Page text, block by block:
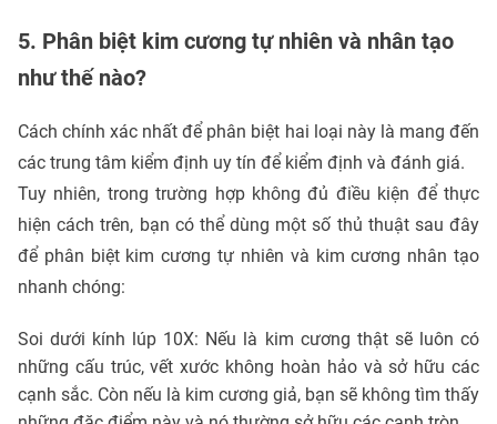
5. Phân biệt kim cương tự nhiên và nhân tạo
như thế nào?
Cách chính xác nhất để phân biệt hai loại này là mang đến
các trung tâm kiểm định uy tín để kiểm định và đánh giá.
Tuy nhiên, trong trường hợp không đủ điều kiện để thực
hiện cách trên, bạn có thể dùng một số thủ thuật sau đây
để phân biệt kim cương tự nhiên và kim cương nhân tạo
nhanh chóng:
Soi dưới kính lúp 10X: Nếu là kim cương thật sẽ luôn có
những cấu trúc, vết xước không hoàn hảo và sở hữu các
cạnh sắc. Còn nếu là kim cương giả, bạn sẽ không tìm thấy